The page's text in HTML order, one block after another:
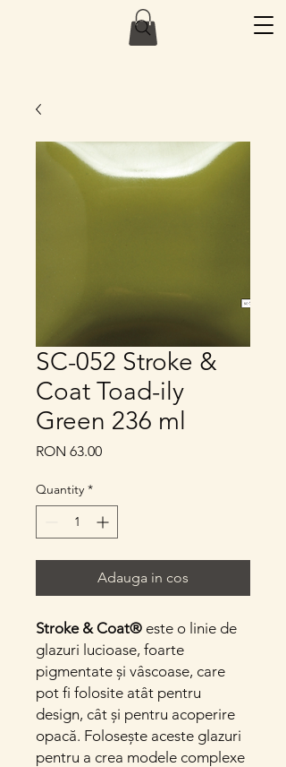
SC-052 Stroke &
Coat Toad-ily
Green 236 ml
RON 63.00Price
Quantity *
Adauga in cos
Stroke & Coat® este o linie de
glazuri lucioase, foarte
pigmentate și vâscoase, care
pot fi folosite atât pentru
design, cât și pentru acoperire
opacă. Folosește aceste glazuri
pentru a crea modele complexe